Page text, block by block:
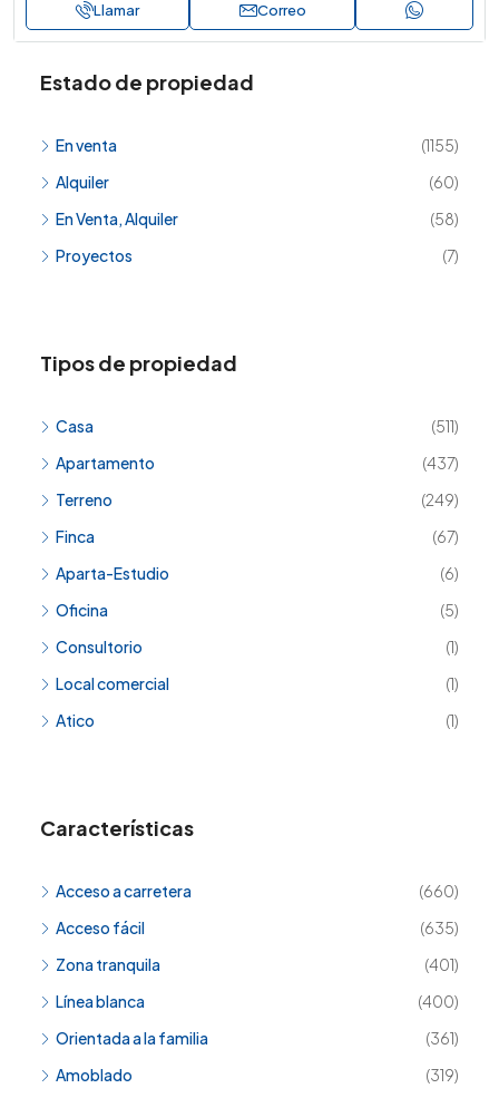
Llamar Correo
Estado de propiedad
En venta
(1155)
Alquiler
(60)
En Venta, Alquiler
(58)
Proyectos
(7)
Tipos de propiedad
Casa
(511)
Apartamento
(437)
Terreno
(249)
Finca
(67)
Aparta-Estudio
(6)
Oficina
(5)
Consultorio
(1)
Local comercial
(1)
Atico
(1)
Características
Acceso a carretera
(660)
Acceso fácil
(635)
Zona tranquila
(401)
Línea blanca
(400)
Orientada a la familia
(361)
Amoblado
(319)